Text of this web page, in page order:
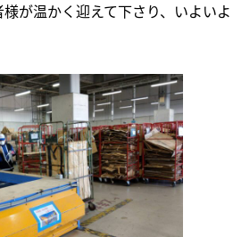
が温かく迎えて下さり、いよいよ